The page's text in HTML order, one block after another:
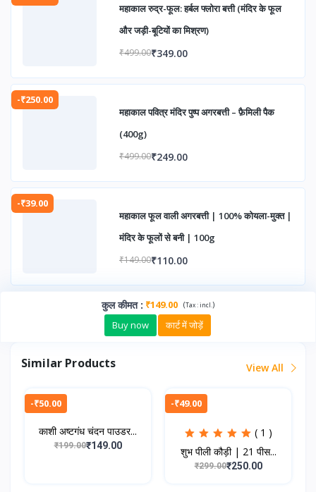
महाकाल रुद्र-फूल: हर्बल फ्लोरा बत्ती (मंदिर के फूल
और जड़ी-बूटियों का मिश्रण)
₹499.00₹349.00
-₹250.00
महाकाल पवित्र मंदिर पुष्प अगरबत्ती – फ़ैमिली पैक
(400g)
₹499.00₹249.00
-₹39.00
महाकाल फूल वाली अगरबत्ती | 100% कोयला-मुक्त |
मंदिर के फूलों से बनी | 100g
₹149.00₹110.00
कुल कीमत: ₹149.00 (Tax :incl. )
Buy now कार्ट में जोड़ें
Similar Products View All
-₹50.00
काशी अष्टगंध चंदन पाउडर...
₹199.00₹149.00
-₹49.00
( 1 )
शुभ पीली कौड़ी | 21 पीस...
₹299.00₹250.00